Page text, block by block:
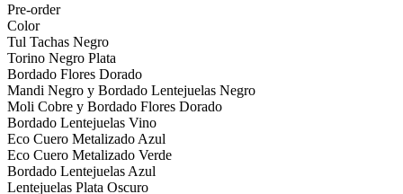
Pre-order
Color
Tul Tachas Negro
Torino Negro Plata
Bordado Flores Dorado
Mandi Negro y Bordado Lentejuelas Negro
Moli Cobre y Bordado Flores Dorado
Bordado Lentejuelas Vino
Eco Cuero Metalizado Azul
Eco Cuero Metalizado Verde
Bordado Lentejuelas Azul
Lentejuelas Plata Oscuro